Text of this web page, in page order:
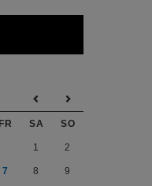
FR SA SO
1 2
7 8 9